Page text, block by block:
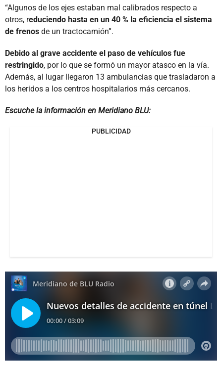
“Algunos de los ejes estaban mal calibrados respecto a
otros, reduciendo hasta en un 40 % la eficiencia el sistema
de frenos de un tractocamión”.
Debido al grave accidente el paso de vehículos fue
restringido, por lo que se formó un mayor atasco en la vía.
Además, al lugar llegaron 13 ambulancias que trasladaron a
los heridos a los centros hospitalarios más cercanos.
Escuche la información en Meridiano BLU:
PUBLICIDAD